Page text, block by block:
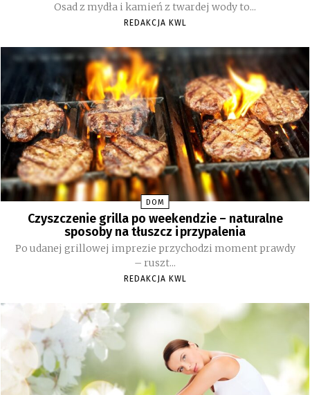
Osad z mydła i kamień z twardej wody to...
REDAKCJA KWL
DOM
Czyszczenie grilla po weekendzie – naturalne
sposoby na tłuszcz i przypalenia
Po udanej grillowej imprezie przychodzi moment prawdy
– ruszt...
REDAKCJA KWL